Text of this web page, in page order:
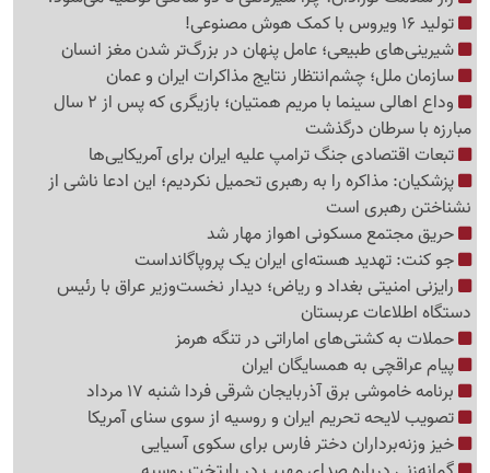
تولید 16 ویروس با کمک هوش مصنوعی!
شیرینی‌های طبیعی؛ عامل پنهان در بزرگ‌تر شدن مغز انسان
سازمان ملل؛ چشم‌انتظار نتایج مذاکرات ایران و عمان
وداع اهالی سینما با مریم همتیان؛ بازیگری که پس از 2 سال
مبارزه با سرطان درگذشت
تبعات اقتصادی جنگ ترامپ علیه ایران برای آمریکایی‌ها
پزشکیان: مذاکره را به رهبری تحمیل نکردیم؛ این ادعا ناشی از
نشناختن رهبری است
حریق مجتمع مسکونی اهواز مهار شد
جو کنت: تهدید هسته‌ای ایران یک پروپاگانداست
رایزنی امنیتی بغداد و ریاض؛ دیدار نخست‌وزیر عراق با رئیس
دستگاه اطلاعات عربستان
حملات به کشتی‌های اماراتی در تنگه هرمز
پیام عراقچی به همسایگان ایران
برنامه خاموشی برق آذربایجان شرقی فردا شنبه 17 مرداد
تصویب لایحه تحریم ایران و روسیه از سوی سنای آمریکا
خیز وزنه‌برداران دختر فارس برای سکوی آسیایی